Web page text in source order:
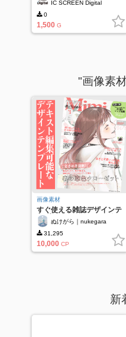
IC SCREEN Digital
0
1,500 G
"画像素
画像素材
すぐ使える雑誌デザインテ
ンプレート｜テキスト編集
可
ぬけがら｜nukegara
31,295
10,000 CP
新